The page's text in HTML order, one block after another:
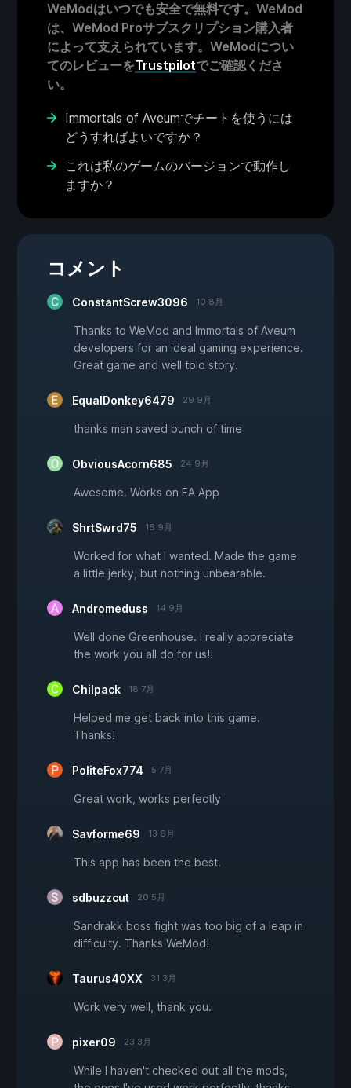
WeModはいつでも安全で無料です。WeMod
は、WeMod Proサブスクリプション購入者
によって支えられています。WeModについ
てのレビューをTrustpilotでご確認くださ
い。
Immortals of Aveumでチートを使うには
どうすればよいですか？
これは私のゲームのバージョンで動作し
ますか？
コメント
ConstantScrew3096 10 8月
Thanks to WeMod and Immortals of Aveum
developers for an ideal gaming experience.
Great game and well told story.
EqualDonkey6479 29 9月
thanks man saved bunch of time
ObviousAcorn685 24 9月
Awesome. Works on EA App
ShrtSwrd75 16 9月
Worked for what I wanted. Made the game
a little jerky, but nothing unbearable.
Andromeduss 14 9月
Well done Greenhouse. I really appreciate
the work you all do for us!!
Chilpack 18 7月
Helped me get back into this game.
Thanks!
PoliteFox774 5 7月
Great work, works perfectly
Savforme69 13 6月
This app has been the best.
sdbuzzcut 20 5月
Sandrakk boss fight was too big of a leap in
difficulty. Thanks WeMod!
Taurus40XX 31 3月
Work very well, thank you.
pixer09 23 3月
While I haven't checked out all the mods,